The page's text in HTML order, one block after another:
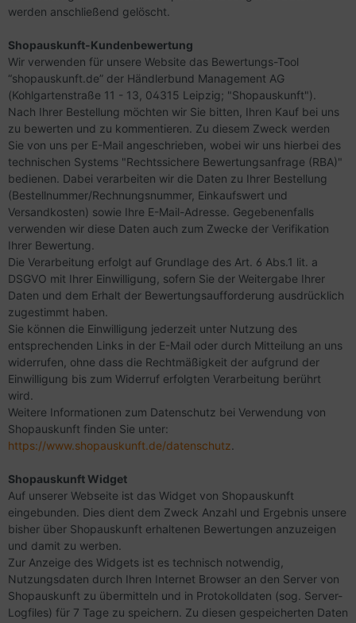
werden anschließend gelöscht.
Shopauskunft-Kundenbewertung
Wir verwenden für unsere Website das Bewertungs-Tool
“shopauskunft.de” der Händlerbund Management AG
(Kohlgartenstraße 11 - 13, 04315 Leipzig; "Shopauskunft").
Nach Ihrer Bestellung möchten wir Sie bitten, Ihren Kauf bei uns
zu bewerten und zu kommentieren. Zu diesem Zweck werden
Sie von uns per E-Mail angeschrieben, wobei wir uns hierbei des
technischen Systems "Rechtssichere Bewertungsanfrage (RBA)"
bedienen. Dabei verarbeiten wir die Daten zu Ihrer Bestellung
(Bestellnummer/Rechnungsnummer, Einkaufswert und
Versandkosten) sowie Ihre E-Mail-Adresse. Gegebenenfalls
verwenden wir diese Daten auch zum Zwecke der Verifikation
Ihrer Bewertung.
Die Verarbeitung erfolgt auf Grundlage des Art. 6 Abs.1 lit. a
DSGVO mit Ihrer Einwilligung, sofern Sie der Weitergabe Ihrer
Daten und dem Erhalt der Bewertungsaufforderung ausdrücklich
zugestimmt haben.
Sie können die Einwilligung jederzeit unter Nutzung des
entsprechenden Links in der E-Mail oder durch Mitteilung an uns
widerrufen, ohne dass die Rechtmäßigkeit der aufgrund der
Einwilligung bis zum Widerruf erfolgten Verarbeitung berührt
wird.
Weitere Informationen zum Datenschutz bei Verwendung von
Shopauskunft finden Sie unter:
https://www.shopauskunft.de/datenschutz.
Shopauskunft Widget
Auf unserer Webseite ist das Widget von Shopauskunft
eingebunden. Dies dient dem Zweck Anzahl und Ergebnis unsere
bisher über Shopauskunft erhaltenen Bewertungen anzuzeigen
und damit zu werben.
Zur Anzeige des Widgets ist es technisch notwendig,
Nutzungsdaten durch Ihren Internet Browser an den Server von
Shopauskunft zu übermitteln und in Protokolldaten (sog. Server-
Logfiles) für 7 Tage zu speichern. Zu diesen gespeicherten Daten